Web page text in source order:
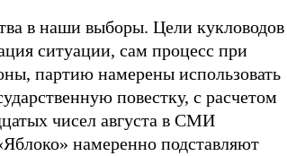
в наши выборы. Цели кукловодов
ситуации, сам процесс при
партию намерены использовать
повестку, с расчетом
чисел августа в СМИ
намеренно подставляют